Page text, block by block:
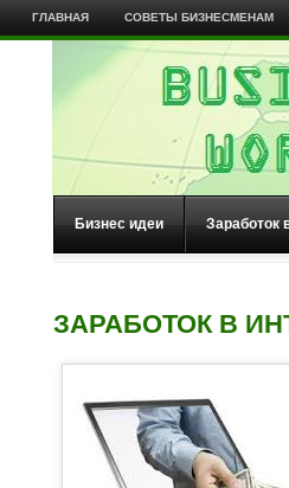
ГЛАВНАЯ СОВЕТЫ БИЗНЕСМЕНАМ
Бизнес идеи Заработок
ЗАРАБОТОК В